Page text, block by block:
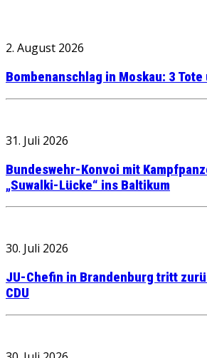
2. August 2026
Bombenanschlag in Moskau: 3
31. Juli 2026
Bundeswehr-Konvoi mit
„Suwalki-Lücke“ ins Baltikum
30. Juli 2026
JU-Chefin in Brandenburg tritt
CDU